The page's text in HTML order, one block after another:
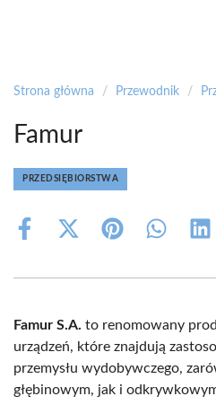
Strona główna / Przewodnik /
Famur
PRZEDSIĘBIORSTWA
Share
Share
(Twitter)
Share Share
Famur S.A. to renomowany
urządzeń, które znajdują
przemysłu wydobywczego,
głębinowym, jak i